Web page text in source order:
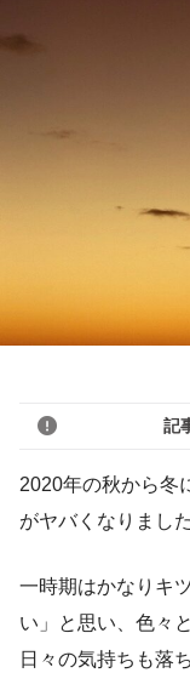
記
2020年の秋から冬
がヤバくなりました
一時期はかなりキ
い」と思い、色々
日々の気持ちも落